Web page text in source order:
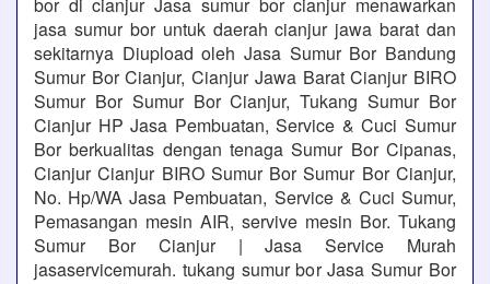
jasa sumur bor untuk daerah cianjur jawa barat dan
sekitarnya Diupload oleh Jasa Sumur Bor Bandung
Sumur Bor Cianjur, Cianjur Jawa Barat Cianjur BIRO
Sumur Bor Sumur Bor Cianjur, Tukang Sumur Bor
Cianjur HP Jasa Pembuatan, Service & Cuci Sumur
Bor berkualitas dengan tenaga Sumur Bor Cipanas,
Cianjur Cianjur BIRO Sumur Bor Sumur Bor Cianjur,
No. Hp/WA Jasa Pembuatan, Service & Cuci Sumur,
Pemasangan mesin AIR, servive mesin Bor. Tukang
Sumur Bor Cianjur | Jasa Service Murah
jasaservicemurah. tukang sumur bor Jasa Sumur Bor